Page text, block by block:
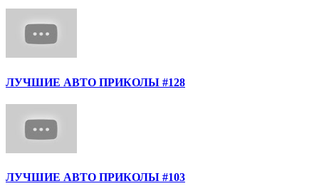
ЛУЧШИЕ АВТО ПРИКОЛЫ #128
ЛУЧШИЕ АВТО ПРИКОЛЫ #103